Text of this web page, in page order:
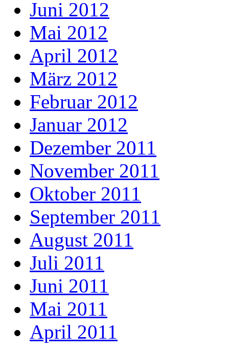
Juni 2012
Mai 2012
April 2012
März 2012
Februar 2012
Januar 2012
Dezember 2011
November 2011
Oktober 2011
September 2011
August 2011
Juli 2011
Juni 2011
Mai 2011
April 2011